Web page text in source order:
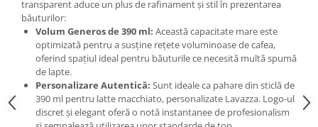
transparent aduce un plus de rafinament și stil în prezentarea
băuturilor:
Volum Generos de 390 ml: Această capacitate mare este
optimizată pentru a susține rețete voluminoase de cafea,
oferind spațiul ideal pentru băuturile ce necesită multă spumă
de lapte.
Personalizare Autentică: Sunt ideale ca pahare din sticlă de
390 ml pentru latte macchiato, personalizate Lavazza. Logo-ul
discret și elegant oferă o notă instantanee de profesionalism